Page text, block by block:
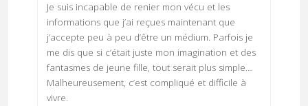
Je suis incapable de renier mon vécu et les
informations que j’ai reçues maintenant que
j’accepte peu à peu d’être un médium. Parfois je
me dis que si c’était juste mon imagination et des
fantasmes de jeune fille, tout serait plus simple…
Malheureusement, c’est compliqué et difficile à
vivre.